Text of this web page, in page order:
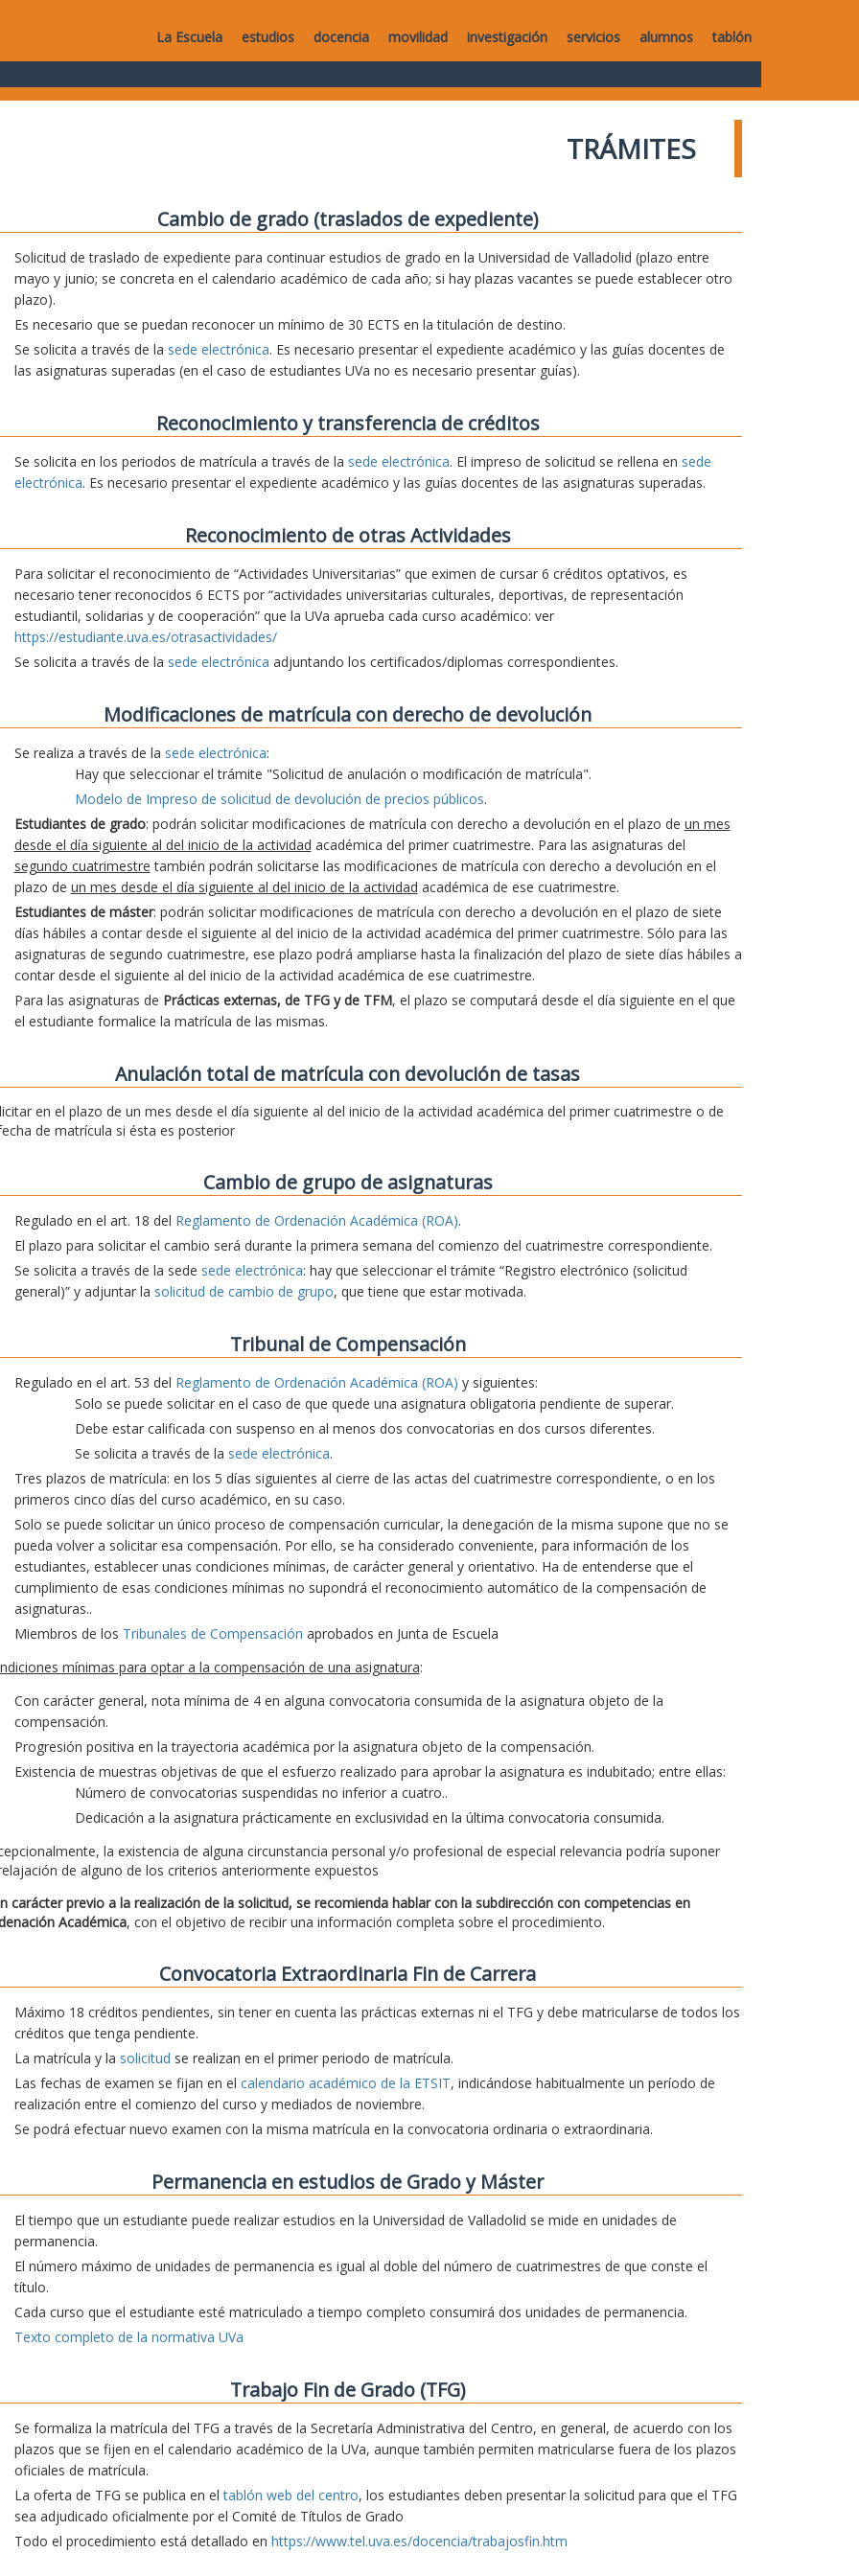
La Escuela estudios docencia movilidad investigación servicios alumnos tablón
TRÁMITES
Cambio de grado (traslados de expediente)
Solicitud de traslado de expediente para continuar estudios de grado en la Universidad de Valladolid (plazo entre
mayo y junio; se concreta en el calendario académico de cada año; si hay plazas vacantes se puede establecer otro
plazo).
Es necesario que se puedan reconocer un mínimo de 30 ECTS en la titulación de destino.
Se solicita a través de la sede electrónica. Es necesario presentar el expediente académico y las guías docentes de
las asignaturas superadas (en el caso de estudiantes UVa no es necesario presentar guías).
Reconocimiento y transferencia de créditos
Se solicita en los periodos de matrícula a través de la sede electrónica. El impreso de solicitud se rellena en sede
electrónica. Es necesario presentar el expediente académico y las guías docentes de las asignaturas superadas.
Reconocimiento de otras Actividades
Para solicitar el reconocimiento de “Actividades Universitarias” que eximen de cursar 6 créditos optativos, es
necesario tener reconocidos 6 ECTS por “actividades universitarias culturales, deportivas, de representación
estudiantil, solidarias y de cooperación” que la UVa aprueba cada curso académico: ver
https://estudiante.uva.es/otrasactividades/
Se solicita a través de la sede electrónica adjuntando los certificados/diplomas correspondientes.
Modificaciones de matrícula con derecho de devolución
Se realiza a través de la sede electrónica:
Hay que seleccionar el trámite "Solicitud de anulación o modificación de matrícula".
Modelo de Impreso de solicitud de devolución de precios públicos.
Estudiantes de grado: podrán solicitar modificaciones de matrícula con derecho a devolución en el plazo de un mes
desde el día siguiente al del inicio de la actividad académica del primer cuatrimestre. Para las asignaturas del
segundo cuatrimestre también podrán solicitarse las modificaciones de matrícula con derecho a devolución en el
plazo de un mes desde el día siguiente al del inicio de la actividad académica de ese cuatrimestre.
Estudiantes de máster: podrán solicitar modificaciones de matrícula con derecho a devolución en el plazo de siete
días hábiles a contar desde el siguiente al del inicio de la actividad académica del primer cuatrimestre. Sólo para las
asignaturas de segundo cuatrimestre, ese plazo podrá ampliarse hasta la finalización del plazo de siete días hábiles a
contar desde el siguiente al del inicio de la actividad académica de ese cuatrimestre.
Para las asignaturas de Prácticas externas, de TFG y de TFM, el plazo se computará desde el día siguiente en el que
el estudiante formalice la matrícula de las mismas.
Anulación total de matrícula con devolución de tasas
en el plazo de un mes desde el día siguiente al del inicio de la actividad académica del primer cuatrimestre o de
de matrícula si ésta es posterior
Cambio de grupo de asignaturas
Regulado en el art. 18 del Reglamento de Ordenación Académica (ROA).
El plazo para solicitar el cambio será durante la primera semana del comienzo del cuatrimestre correspondiente.
Se solicita a través de la sede sede electrónica: hay que seleccionar el trámite “Registro electrónico (solicitud
general)” y adjuntar la solicitud de cambio de grupo, que tiene que estar motivada.
Tribunal de Compensación
Regulado en el art. 53 del Reglamento de Ordenación Académica (ROA) y siguientes:
Solo se puede solicitar en el caso de que quede una asignatura obligatoria pendiente de superar.
Debe estar calificada con suspenso en al menos dos convocatorias en dos cursos diferentes.
Se solicita a través de la sede electrónica.
Tres plazos de matrícula: en los 5 días siguientes al cierre de las actas del cuatrimestre correspondiente, o en los
primeros cinco días del curso académico, en su caso.
Solo se puede solicitar un único proceso de compensación curricular, la denegación de la misma supone que no se
pueda volver a solicitar esa compensación. Por ello, se ha considerado conveniente, para información de los
estudiantes, establecer unas condiciones mínimas, de carácter general y orientativo. Ha de entenderse que el
cumplimiento de esas condiciones mínimas no supondrá el reconocimiento automático de la compensación de
asignaturas..
Miembros de los Tribunales de Compensación aprobados en Junta de Escuela
mínimas para optar a la compensación de una asignatura:
Con carácter general, nota mínima de 4 en alguna convocatoria consumida de la asignatura objeto de la
compensación.
Progresión positiva en la trayectoria académica por la asignatura objeto de la compensación.
Existencia de muestras objetivas de que el esfuerzo realizado para aprobar la asignatura es indubitado; entre ellas:
Número de convocatorias suspendidas no inferior a cuatro..
Dedicación a la asignatura prácticamente en exclusividad en la última convocatoria consumida.
la existencia de alguna circunstancia personal y/o profesional de especial relevancia podría suponer
de alguno de los criterios anteriormente expuestos
carácter previo a la realización de la solicitud, se recomienda hablar con la subdirección con competencias en
Académica, con el objetivo de recibir una información completa sobre el procedimiento.
Convocatoria Extraordinaria Fin de Carrera
Máximo 18 créditos pendientes, sin tener en cuenta las prácticas externas ni el TFG y debe matricularse de todos los
créditos que tenga pendiente.
La matrícula y la solicitud se realizan en el primer periodo de matrícula.
Las fechas de examen se fijan en el calendario académico de la ETSIT, indicándose habitualmente un período de
realización entre el comienzo del curso y mediados de noviembre.
Se podrá efectuar nuevo examen con la misma matrícula en la convocatoria ordinaria o extraordinaria.
Permanencia en estudios de Grado y Máster
El tiempo que un estudiante puede realizar estudios en la Universidad de Valladolid se mide en unidades de
permanencia.
El número máximo de unidades de permanencia es igual al doble del número de cuatrimestres de que conste el
título.
Cada curso que el estudiante esté matriculado a tiempo completo consumirá dos unidades de permanencia.
Texto completo de la normativa UVa
Trabajo Fin de Grado (TFG)
Se formaliza la matrícula del TFG a través de la Secretaría Administrativa del Centro, en general, de acuerdo con los
plazos que se fijen en el calendario académico de la UVa, aunque también permiten matricularse fuera de los plazos
oficiales de matrícula.
La oferta de TFG se publica en eltablón web del centro, los estudiantes deben presentar la solicitud para que el TFG
sea adjudicado oficialmente por el Comité de Títulos de Grado
Todo el procedimiento está detallado en https://www.tel.uva.es/docencia/trabajosfin.htm